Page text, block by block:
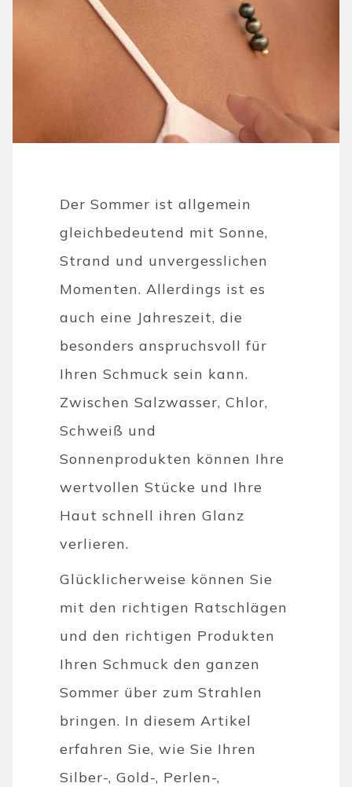
Der Sommer ist allgemein
gleichbedeutend mit Sonne,
Strand und unvergesslichen
Momenten. Allerdings ist es
auch eine Jahreszeit, die
besonders anspruchsvoll für
Ihren Schmuck sein kann.
Zwischen Salzwasser, Chlor,
Schweiß und
Sonnenprodukten können Ihre
wertvollen Stücke und Ihre
Haut schnell ihren Glanz
verlieren.
Glücklicherweise können Sie
mit den richtigen Ratschlägen
und den richtigen Produkten
Ihren Schmuck den ganzen
Sommer über zum Strahlen
bringen. In diesem Artikel
erfahren Sie, wie Sie Ihren
Silber-, Gold-, Perlen-,